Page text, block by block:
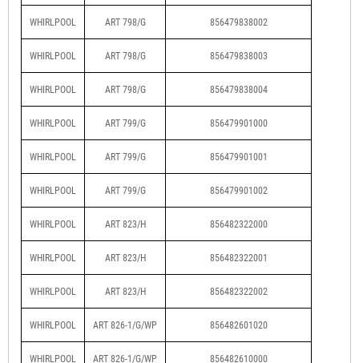
WHIRLPOOL ART 798/G 856479838002
WHIRLPOOL ART 798/G 856479838003
WHIRLPOOL ART 798/G 856479838004
WHIRLPOOL ART 799/G 856479901000
WHIRLPOOL ART 799/G 856479901001
WHIRLPOOL ART 799/G 856479901002
WHIRLPOOL ART 823/H 856482322000
WHIRLPOOL ART 823/H 856482322001
WHIRLPOOL ART 823/H 856482322002
WHIRLPOOL ART 826-1/G/WP 856482601020
WHIRLPOOL ART 826-1/G/WP 856482610000